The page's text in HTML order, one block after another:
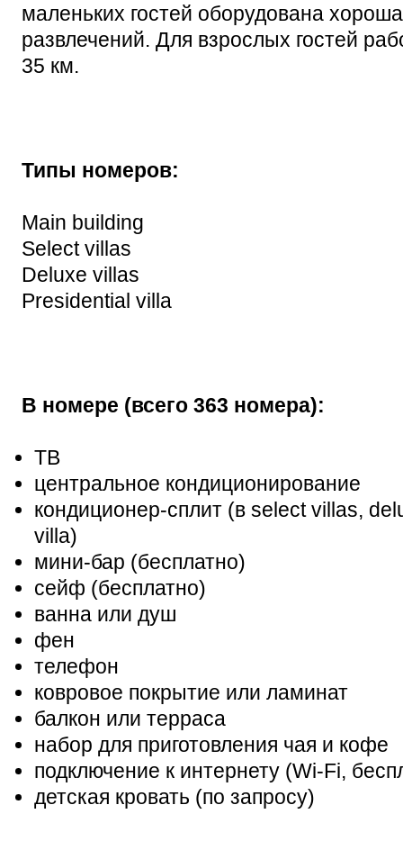
маленьких гостей оборудована
развлечений. Для взрослых гостей
35 км.
Типы номеров:
Main building
Select villas
Deluxe villas
Presidential villa
В номере (всего 363 номера):
ТВ
центральное кондиционирование
кондиционер-сплит (в select villas,
villa)
мини-бар (бесплатно)
сейф (бесплатно)
ванна или душ
фен
телефон
ковровое покрытие или ламинат
балкон или терраса
набор для приготовления чая и кофе
подключение к интернету (Wi-Fi,
детская кровать (по запросу)